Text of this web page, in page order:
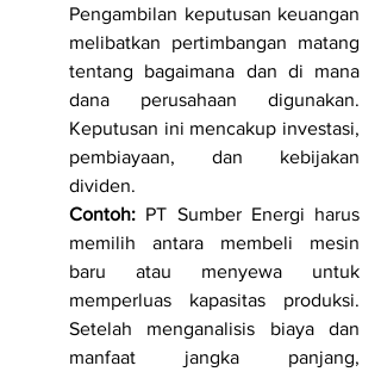
Pengambilan keputusan keuangan
melibatkan pertimbangan matang
tentang bagaimana dan di mana
dana perusahaan digunakan.
Keputusan ini mencakup investasi,
pembiayaan, dan kebijakan
dividen.
Contoh: PT Sumber Energi harus
memilih antara membeli mesin
baru atau menyewa untuk
memperluas kapasitas produksi.
Setelah menganalisis biaya dan
manfaat jangka panjang,